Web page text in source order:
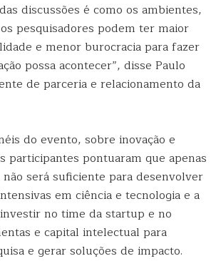
discussões é como os ambientes,
pesquisadores podem ter maior
e menor burocracia para fazer
possa acontecer”, disse Paulo
de parceria e relacionamento da
do evento, sobre inovação e
participantes pontuaram que apenas
será suficiente para desenvolver
em ciência e tecnologia e a
no time da startup e no
e capital intelectual para
e gerar soluções de impacto.